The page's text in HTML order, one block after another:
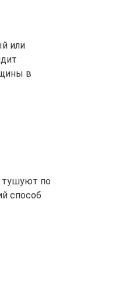
или
в
тушуют по
способ